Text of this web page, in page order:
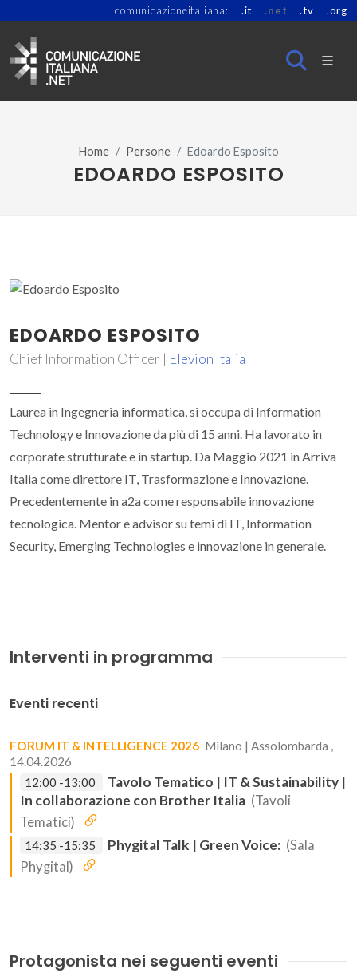
comunicazioneitaliana: .it .net .tv .org
Home Persone Edoardo Esposito
EDOARDO ESPOSITO
EDOARDO ESPOSITO
Chief Information Officer | Elevion Italia
Laurea in Ingegneria informatica, si occupa di Information
Technology e Innovazione da più di 15 anni. Ha lavorato in
corporate strutturate e in startup. Da Maggio 2021 in Arriva
Italia come direttore IT, Trasformazione e Innovazione.
Precedentemente in a2a come responsabile innovazione
tecnologica. Mentor e advisor su temi di IT, Information
Security, Emerging Technologies e innovazione in generale.
Interventi in programma
Eventi recenti
FORUM IT & INTELLIGENCE 2026 Milano | Assolombarda ,
14.04.2026
12:00 -13:00
Tavolo Tematico | IT & Sustainability |
In collaborazione con Brother Italia (Tavoli
Tematici)
14:35 -15:35 Phygital Talk | Green Voice: (Sala
Phygital)
Protagonista nei seguenti eventi